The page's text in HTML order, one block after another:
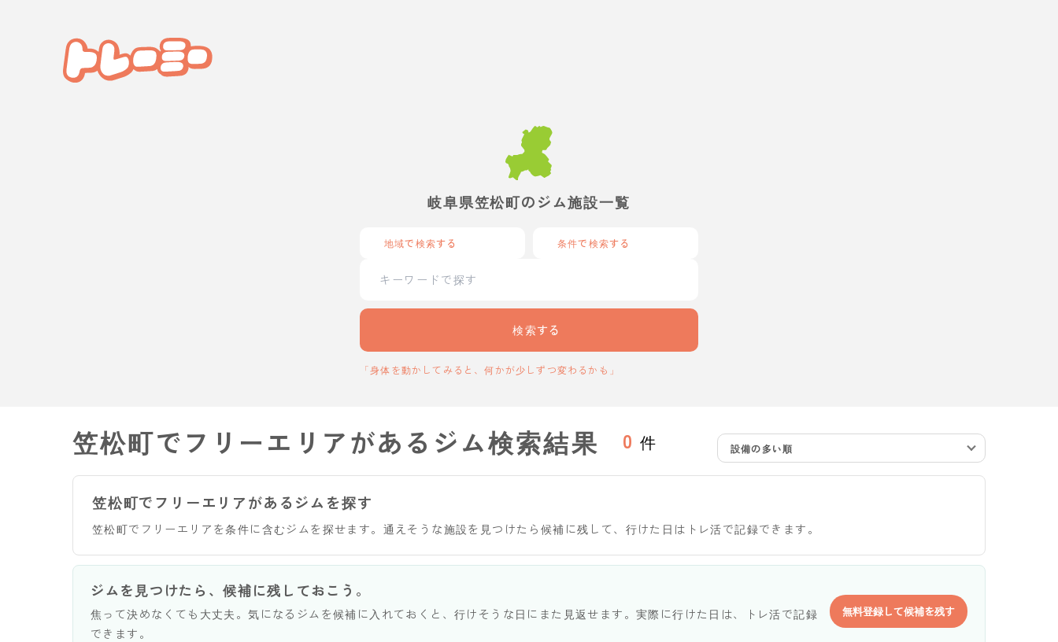
岐阜県笠松町のジム施設一覧
地域で検索する 条件で検索する
検索する
「身体を動かしてみると、何かが少しずつ変わるかも」
笠松町でフリーエリアがあるジム検索結果 0 件 設備の多い順
笠松町でフリーエリアがあるジムを探す
笠松町でフリーエリアを条件に含むジムを探せます。通えそうな施設を見つけたら候補に残して、行けた日はトレ活で記録できます。
ジムを見つけたら、候補に残しておこう。
焦って決めなくても大丈夫。気になるジムを候補に入れておくと、行けそうな日にまた見返せます。実際に行けた日は、トレ活で記録
できます。
無料登録して候補を残す